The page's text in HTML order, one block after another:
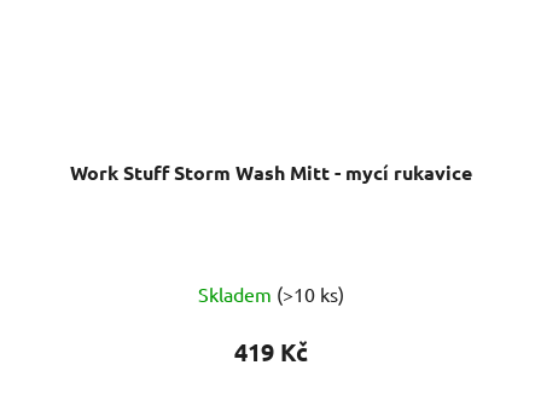
Work Stuff Storm Wash Mitt - mycí rukavice
hodnocení
produktu
Skladem (>10 ks)
419 Kč